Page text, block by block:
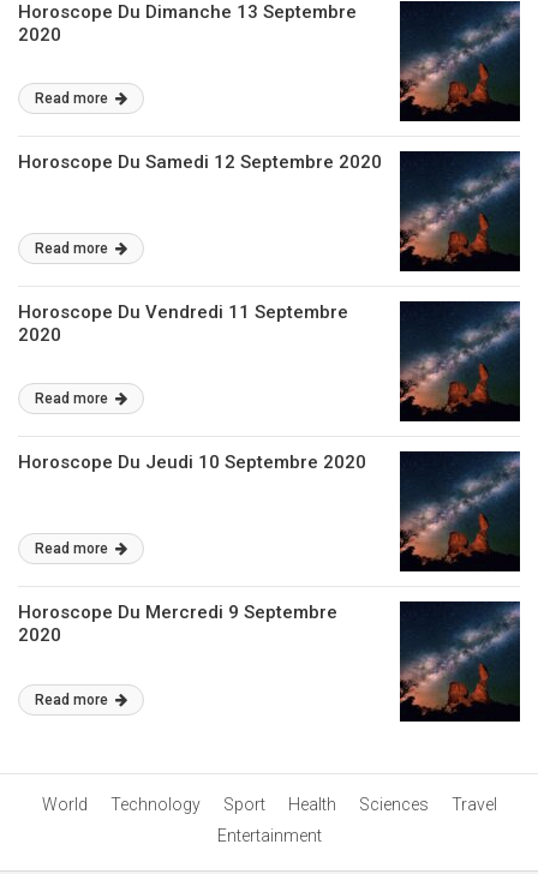
Horoscope Du Dimanche 13 Septembre
2020
Read more
Horoscope Du Samedi 12 Septembre 2020
Read more
Horoscope Du Vendredi 11 Septembre
2020
Read more
Horoscope Du Jeudi 10 Septembre 2020
Read more
Horoscope Du Mercredi 9 Septembre
2020
Read more
World Technology Sport Health Sciences
Travel
Entertainment